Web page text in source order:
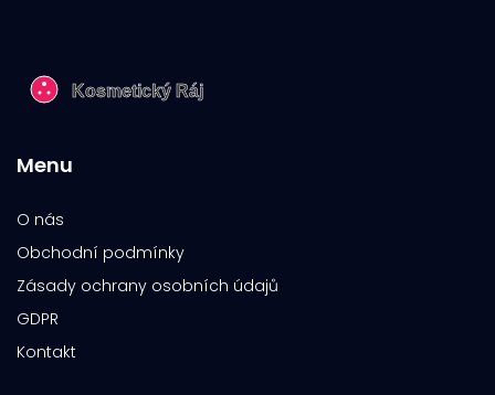
Menu
O nás
Obchodní podmínky
Zásady ochrany osobních údajů
GDPR
Kontakt